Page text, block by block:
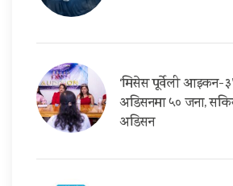
‘मिसेस पूर्वेली आइकन-
अडिसनमा ५० जना,
अडिसन